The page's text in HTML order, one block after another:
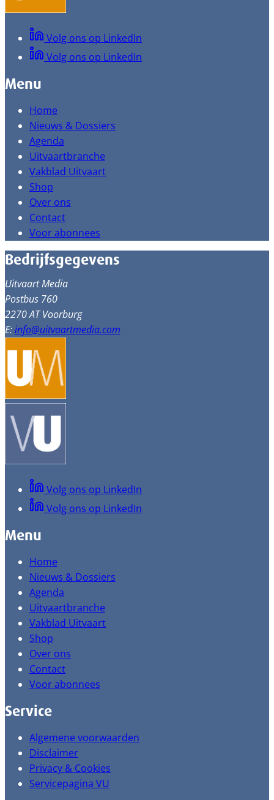
Volg ons op LinkedIn
Volg ons op LinkedIn
Menu
Home
Nieuws & Dossiers
Agenda
Uitvaartbranche
Vakblad Uitvaart
Shop
Over ons
Contact
Voor abonnees
Bedrijfsgegevens
Uitvaart Media
Postbus 760
2270 AT Voorburg
E:info@uitvaartmedia.com
Volg ons op LinkedIn
Volg ons op LinkedIn
Menu
Home
Nieuws & Dossiers
Agenda
Uitvaartbranche
Vakblad Uitvaart
Shop
Over ons
Contact
Voor abonnees
Service
Algemene voorwaarden
Disclaimer
Privacy & Cookies
Servicepagina VU